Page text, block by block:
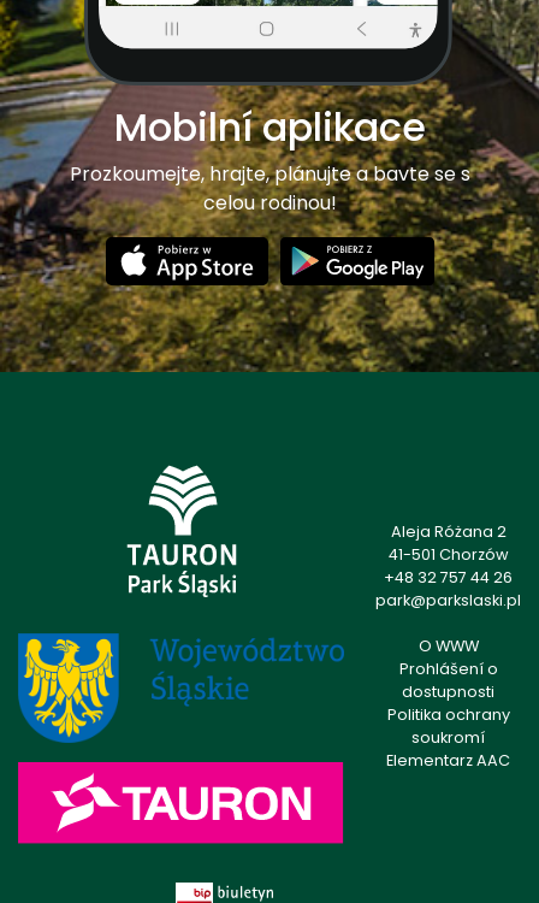
Mobilní aplikace
Prozkoumejte, hrajte, plánujte a bavte se s
celou rodinou!
Aleja Różana 2
41-501 Chorzów
+48 32 757 44 26
park@parkslaski.pl
O WWW
Prohlášení o
dostupnosti
Politika ochrany
soukromí
Elementarz AAC